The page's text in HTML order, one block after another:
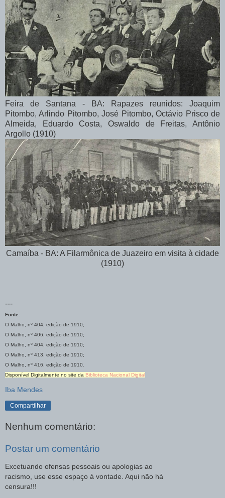
Feira de Santana - BA: Rapazes reunidos: Joaquim
Pitombo, Arlindo Pitombo, José Pitombo, Octávio Prisco de
Almeida, Eduardo Costa, Oswaldo de Freitas, Antônio
Argollo (1910)
Camaíba - BA: A Filarmônica de Juazeiro em visita à cidade
(1910)
---
Fonte:
O Malho, nº 404, edição de 1910;
O Malho, nº 406, edição de 1910;
O Malho, nº 404, edição de 1910;
O Malho, nº 413, edição de 1910;
O Malho, nº 416, edição de 1910.
Disponível Digitalmente no site da Biblioteca Nacional Digital
Iba Mendes
Compartilhar
Nenhum comentário:
Postar um comentário
Excetuando ofensas pessoais ou apologias ao
racismo, use esse espaço à vontade. Aqui não há
censura!!!